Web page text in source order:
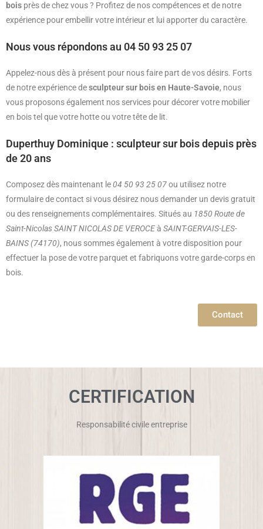
bois près de chez vous ? Profitez de nos compétences et de notre
expérience pour embellir votre intérieur et lui apporter du caractère.
Nous vous répondons au 04 50 93 25 07
Appelez-nous dès à présent pour nous faire part de vos désirs. Forts
de notre expérience desculpteur sur bois en Haute-Savoie, nous
vous proposons également nos services pour décorer votre mobilier
en bois tel que votre hotte ou votre tête de lit.
Duperthuy Dominique : sculpteur sur bois depuis près
de 20 ans
Composez dès maintenant le04 50 93 25 07ou utilisez notre
formulaire de contact si vous désirez nous demander un devis gratuit
ou des renseignements complémentaires. Situés au 1850 Route de
Saint-Nicolas SAINT NICOLAS DE VEROCEà SAINT-GERVAIS-LES-
BAINS (74170), nous sommes également à votre disposition pour
effectuer la pose de votre parquet et fabriquons votre garde-corps en
bois.
Contact
CERTIFICATION
Responsabilité civile entreprise